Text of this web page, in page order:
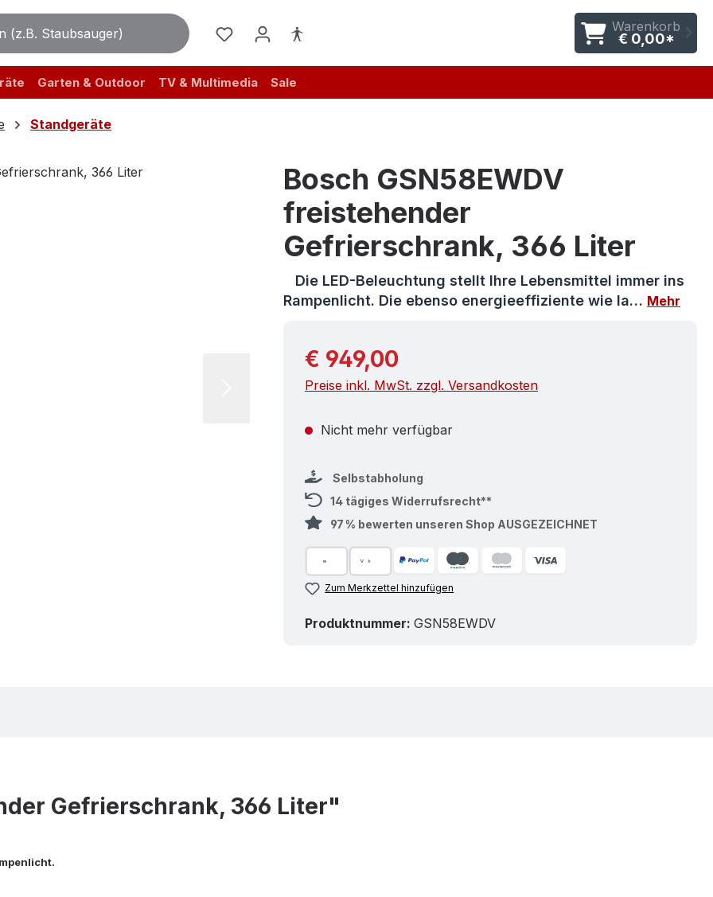
Warenkorb
€ 0,00*
Garten & Outdoor TV & Multimedia Sale
Standgeräte
Bosch GSN58EWDV
freistehender
Gefrierschrank, 366 Liter
Die LED-Beleuchtung stellt Ihre Lebensmittel immer ins
Rampenlicht. Die ebenso energieeffiziente wie la… Mehr
Regulärer Preis:
€ 949,00
Preise inkl. MwSt. zzgl. Versandkosten
Nicht mehr verfügbar
Selbstabholung
14 tägiges Widerrufsrecht**
97 % bewerten unseren Shop AUSGEZEICHNET
Zum Merkzettel hinzufügen
Produktnummer: GSN58EWDV
Gefrierschrank, 366 Liter"